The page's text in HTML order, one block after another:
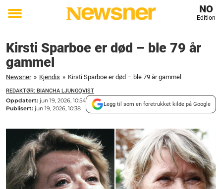
Toggle
NO
Edition
Kirsti Sparboe er død – ble 79 år
gammel
Newsner » Kjendis » Kirsti Sparboe er død – ble 79 år gammel
REDAKTØR: BIANCHA LJUNGQVIST
Oppdatert: jun 19, 2026, 10:54
Publisert: jun 19, 2026, 10:38
Legg til som en foretrukket kilde på Google